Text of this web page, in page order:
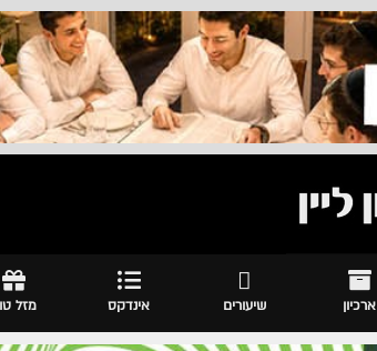
ארכיון שיעורים אינדקס מזל